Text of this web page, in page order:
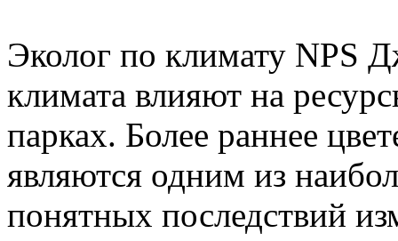
Эколог по климату NPS
климата влияют на
парках. Более раннее
являются одним из
понятных последствий